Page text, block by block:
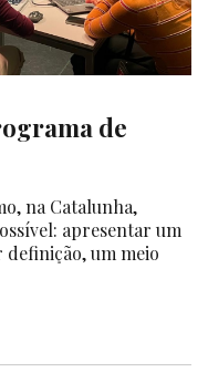
de
na Catalunha,
apresentar um
um meio